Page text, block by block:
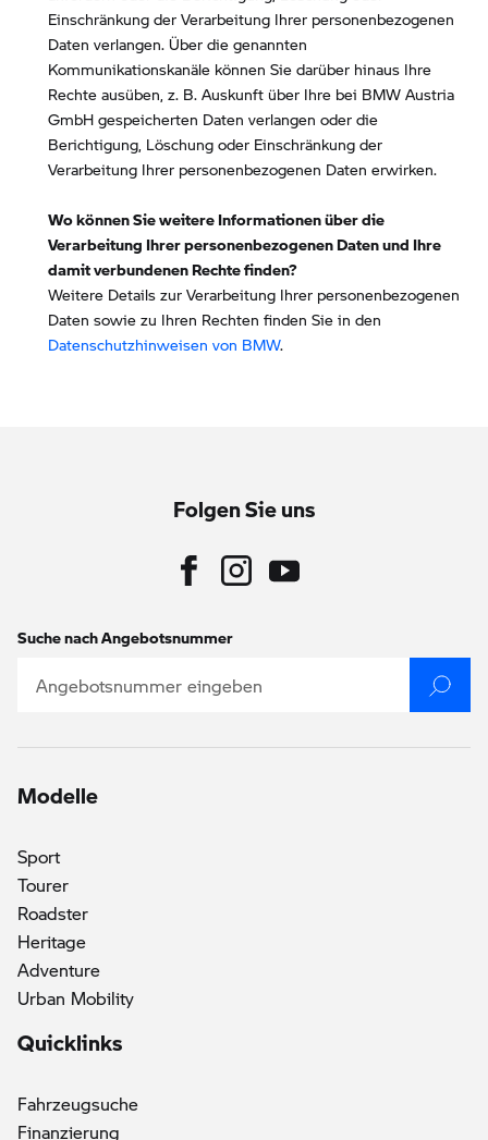
Einschränkung der Verarbeitung Ihrer personenbezogenen
Daten verlangen. Über die genannten
Kommunikationskanäle können Sie darüber hinaus Ihre
Rechte ausüben, z. B. Auskunft über Ihre bei BMW Austria
GmbH gespeicherten Daten verlangen oder die
Berichtigung, Löschung oder Einschränkung der
Verarbeitung Ihrer personenbezogenen Daten erwirken.
Wo können Sie weitere Informationen über die
Verarbeitung Ihrer personenbezogenen Daten und Ihre
damit verbundenen Rechte finden?
Weitere Details zur Verarbeitung Ihrer personenbezogenen
Daten sowie zu Ihren Rechten finden Sie in den
Datenschutzhinweisen von BMW.
Folgen Sie uns
Suche nach Angebotsnummer
Modelle
Sport
Tourer
Roadster
Heritage
Adventure
Urban Mobility
Quicklinks
Fahrzeugsuche
Finanzierung